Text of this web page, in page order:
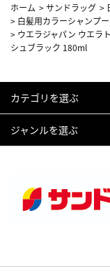
ホーム >サンドラッグ >
> 白髪用カラーシャンプ
> ウエラジャパン ウエラ
シュブラック 180ml
カテゴリを選ぶ
ジャンルを選ぶ